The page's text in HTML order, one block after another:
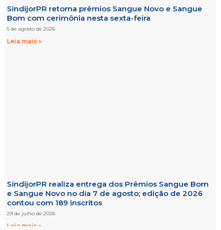
SindijorPR retoma prêmios Sangue Novo e Sangue
Bom com cerimônia nesta sexta-feira
5 de agosto de 2026
Leia mais »
SindijorPR realiza entrega dos Prêmios Sangue Bom
e Sangue Novo no dia 7 de agosto; edição de 2026
contou com 189 inscritos
29 de julho de 2026
Leia mais »